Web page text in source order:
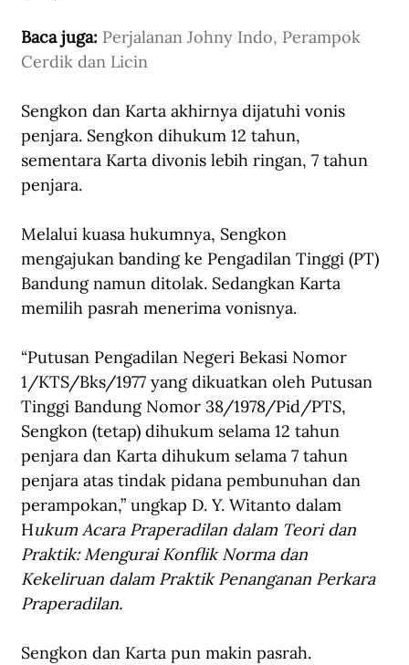
Baca juga: Perjalanan Johny Indo, Perampok
Cerdik dan Licin
Sengkon dan Karta akhirnya dijatuhi vonis
penjara. Sengkon dihukum 12 tahun,
sementara Karta divonis lebih ringan, 7 tahun
penjara.
Melalui kuasa hukumnya, Sengkon
mengajukan banding ke Pengadilan Tinggi (PT)
Bandung namun ditolak. Sedangkan Karta
memilih pasrah menerima vonisnya.
“Putusan Pengadilan Negeri Bekasi Nomor
1/KTS/Bks/1977 yang dikuatkan oleh Putusan
Tinggi Bandung Nomor 38/1978/Pid/PTS,
Sengkon (tetap) dihukum selama 12 tahun
penjara dan Karta dihukum selama 7 tahun
penjara atas tindak pidana pembunuhan dan
perampokan,” ungkap D. Y. Witanto dalam
Hukum Acara Praperadilan dalam Teori dan
Praktik: Mengurai Konflik Norma dan
Kekeliruan dalam Praktik Penanganan Perkara
Praperadilan.
Sengkon dan Karta pun makin pasrah.